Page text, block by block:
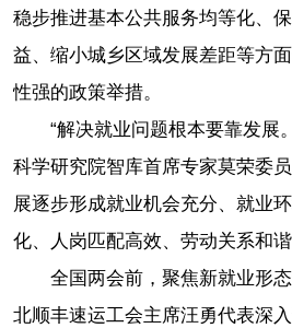
稳步推进基本公共服务均等化、
益、缩小城乡区域发展差距等方
性强的政策举措。
“解决就业问题根本要靠发展
科学研究院智库首席专家莫荣委
展逐步形成就业机会充分、就业
化、人岗匹配高效、劳动关系和谐
全国两会前，聚焦新就业形
北顺丰速运工会主席汪勇代表深